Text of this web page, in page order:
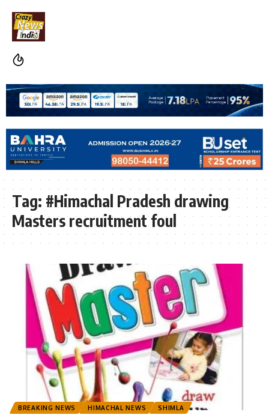
Tag: #Himachal Pradesh drawing
Masters recruitment foul
BREAKING NEWS HIMACHAL NEWS SHIMLA